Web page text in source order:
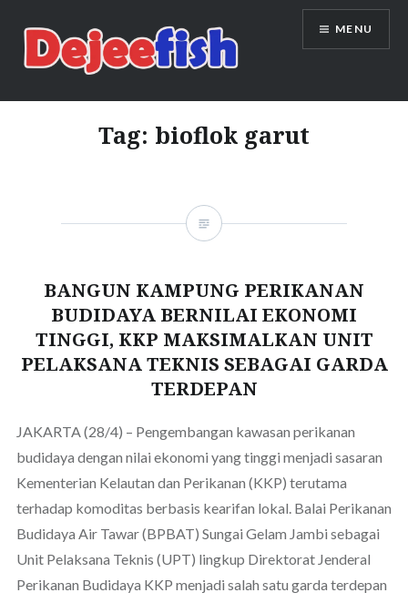
content
DEJEEFISH | PRODUSEN BENIH
IKAN BERKUALITAS INDONESIA
MENU
Tag: bioflok garut
BANGUN KAMPUNG PERIKANAN
BUDIDAYA BERNILAI EKONOMI
TINGGI, KKP MAKSIMALKAN UNIT
PELAKSANA TEKNIS SEBAGAI GARDA
TERDEPAN
JAKARTA (28/4) – Pengembangan kawasan perikanan
budidaya dengan nilai ekonomi yang tinggi menjadi sasaran
Kementerian Kelautan dan Perikanan (KKP) terutama
terhadap komoditas berbasis kearifan lokal. Balai Perikanan
Budidaya Air Tawar (BPBAT) Sungai Gelam Jambi sebagai
Unit Pelaksana Teknis (UPT) lingkup Direktorat Jenderal
Perikanan Budidaya KKP menjadi salah satu garda terdepan